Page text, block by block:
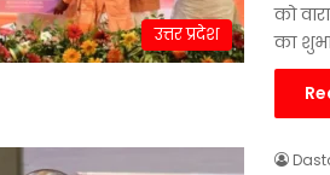
उत्तर प्रदेश
को
का